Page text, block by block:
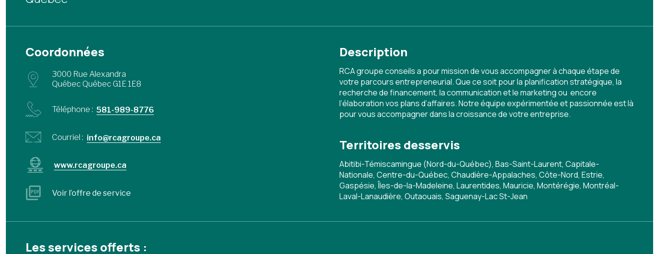
Coordonnées
3000 Rue Alexandra
Québec Québec G1E 1E8
Téléphone : 581-989-8776
Courriel : info@rcagroupe.ca
www.rcagroupe.ca
Voir l’offre de service
Description
RCA groupe conseils a pour mission de vous accompagner à chaque étape de
votre parcours entrepreneurial. Que ce soit pour la planification stratégique, la
recherche de financement, la communication et le marketing ou encore
l’élaboration vos plans d’affaires. Notre équipe expérimentée et passionnée est là
pour vous accompagner dans la croissance de votre entreprise.
Territoires desservis
Abitibi-Témiscamingue (Nord-du-Québec), Bas-Saint-Laurent, Capitale-
Nationale, Centre-du-Québec, Chaudière-Appalaches, Côte-Nord, Estrie,
Gaspésie, Îles-de-la-Madeleine, Laurentides, Mauricie, Montérégie, Montréal-
Laval-Lanaudière, Outaouais, Saguenay-Lac St-Jean
Les services offerts :